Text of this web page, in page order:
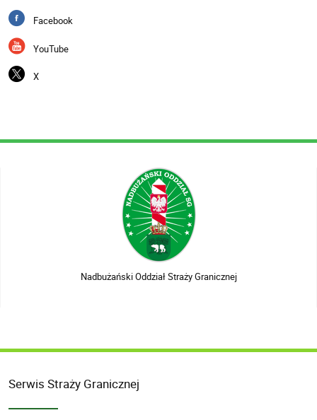
Facebook
YouTube
X
Nadbużański Oddział Straży Granicznej
Serwis Straży Granicznej